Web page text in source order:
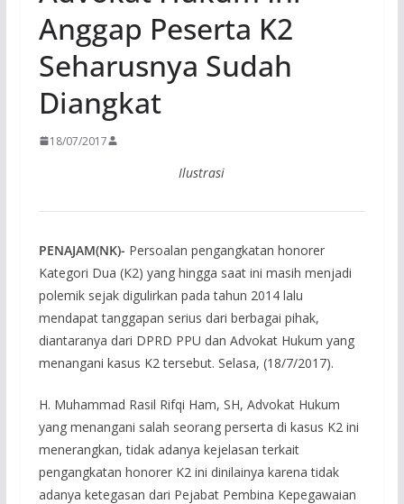
Anggap Peserta K2
Seharusnya Sudah
Diangkat
18/07/2017
Ilustrasi
PENAJAM(NK)- Persoalan pengangkatan honorer
Kategori Dua (K2) yang hingga saat ini masih menjadi
polemik sejak digulirkan pada tahun 2014 lalu
mendapat tanggapan serius dari berbagai pihak,
diantaranya dari DPRD PPU dan Advokat Hukum yang
menangani kasus K2 tersebut. Selasa, (18/7/2017).
H. Muhammad Rasil Rifqi Ham, SH, Advokat Hukum
yang menangani salah seorang perserta di kasus K2 ini
menerangkan, tidak adanya kejelasan terkait
pengangkatan honorer K2 ini dinilainya karena tidak
adanya ketegasan dari Pejabat Pembina Kepegawaian